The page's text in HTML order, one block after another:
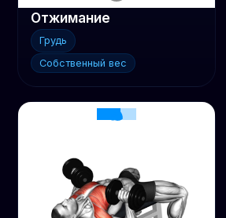
Отжимание
Грудь
Собственный вес